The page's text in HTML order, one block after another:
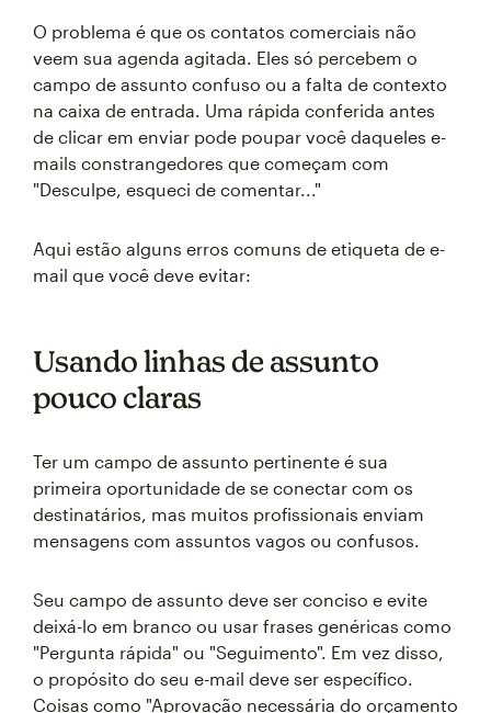
O problema é que os contatos comerciais não
veem sua agenda agitada. Eles só percebem o
campo de assunto confuso ou a falta de contexto
na caixa de entrada. Uma rápida conferida antes
de clicar em enviar pode poupar você daqueles e-
mails constrangedores que começam com
"Desculpe, esqueci de comentar..."
Aqui estão alguns erros comuns de etiqueta de e-
mail que você deve evitar:
Usando linhas de assunto
pouco claras
Ter um campo de assunto pertinente é sua
primeira oportunidade de se conectar com os
destinatários, mas muitos profissionais enviam
mensagens com assuntos vagos ou confusos.
Seu campo de assunto deve ser conciso e evite
deixá-lo em branco ou usar frases genéricas como
"Pergunta rápida" ou "Seguimento". Em vez disso,
o propósito do seu e-mail deve ser específico.
Coisas como "Aprovação necessária do orçamento